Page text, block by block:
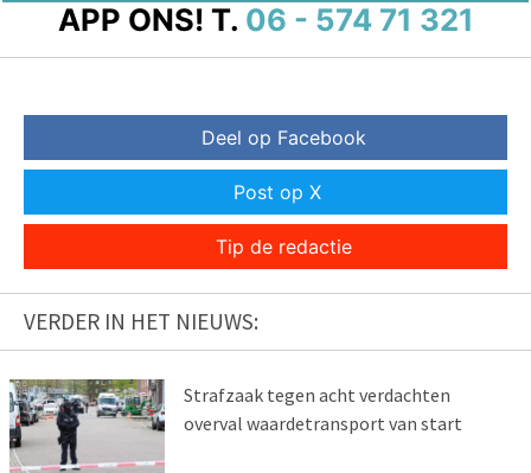
APP ONS! T. 06 - 574 71 321
Deel op Facebook
Post op X
Tip de redactie
VERDER IN HET NIEUWS:
Strafzaak tegen acht verdachten
overval waardetransport van start